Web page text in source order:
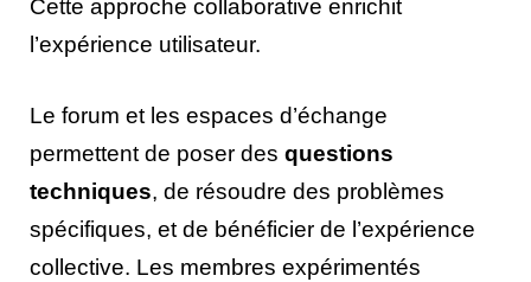
Cette approche collaborative enrichit
l’expérience utilisateur.
Le forum et les espaces d’échange
permettent de poser des questions
techniques, de résoudre des problèmes
spécifiques, et de bénéficier de l’expérience
collective. Les membres expérimentés